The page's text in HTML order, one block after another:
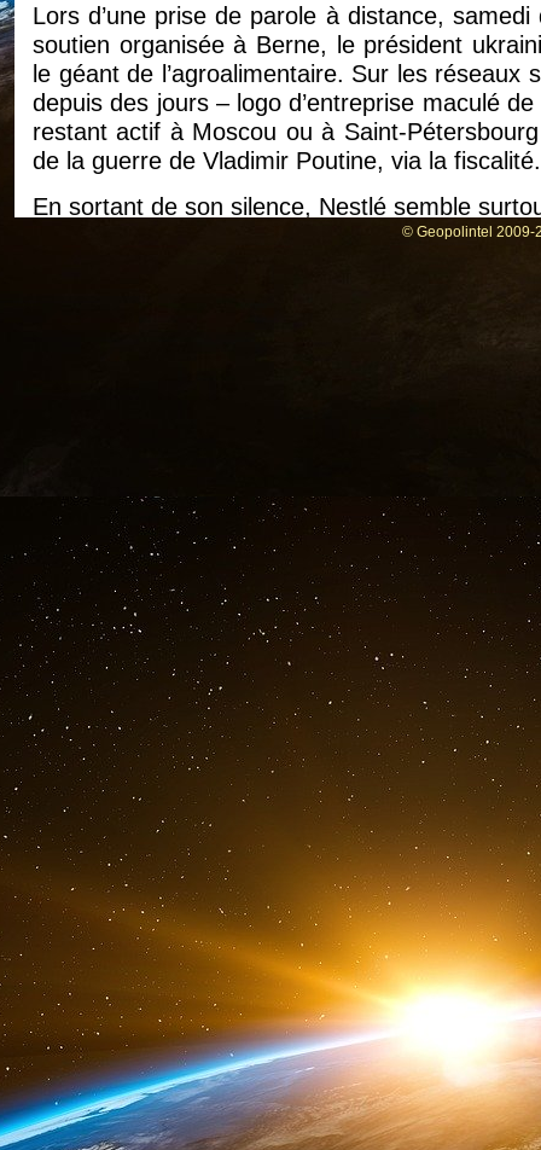
Lors d’une prise de parole à distance,
soutien organisée à Berne, le président
le géant de l’agroalimentaire. Sur les
depuis des jours – logo d’entreprise maculé
restant actif à Moscou ou à Saint-
de la guerre de Vladimir Poutine, via la fiscalité.
En sortant de son silence, Nestlé semble
nous ne prévoyions pas de faire des
dans sa prise de position. Elle respecte le
l’alimentation. »
A l’avenir, des marques renommées telles
toutefois suspendues. Les importations
destination et en provenance de la Russie,
pays ont été interrompus, selon la
pleinement à toutes les sanctions
Lire aussi : Menacé par Anonymous,
activités en Russie
Pour l’instant, aucune mesure n’a été prise
Unis ou la Suisse. A l’instar de Burger King,
ont elles aussi décidé de garder un certain
Novartis. Le groupe rhénan a toutefois
Début mars, Nestlé avait indiqué à AWP
que six usines et y avoir réalisé 1,7 milliard
d’affaires total de 87,1 milliards. Le groupe
grenier à céréales du monde, sur lesquels
Extrêmement présente sur la place publique,
les investisseurs, à l’exception de
actionnariat responsable. En début de
© Geopolintel 2009-